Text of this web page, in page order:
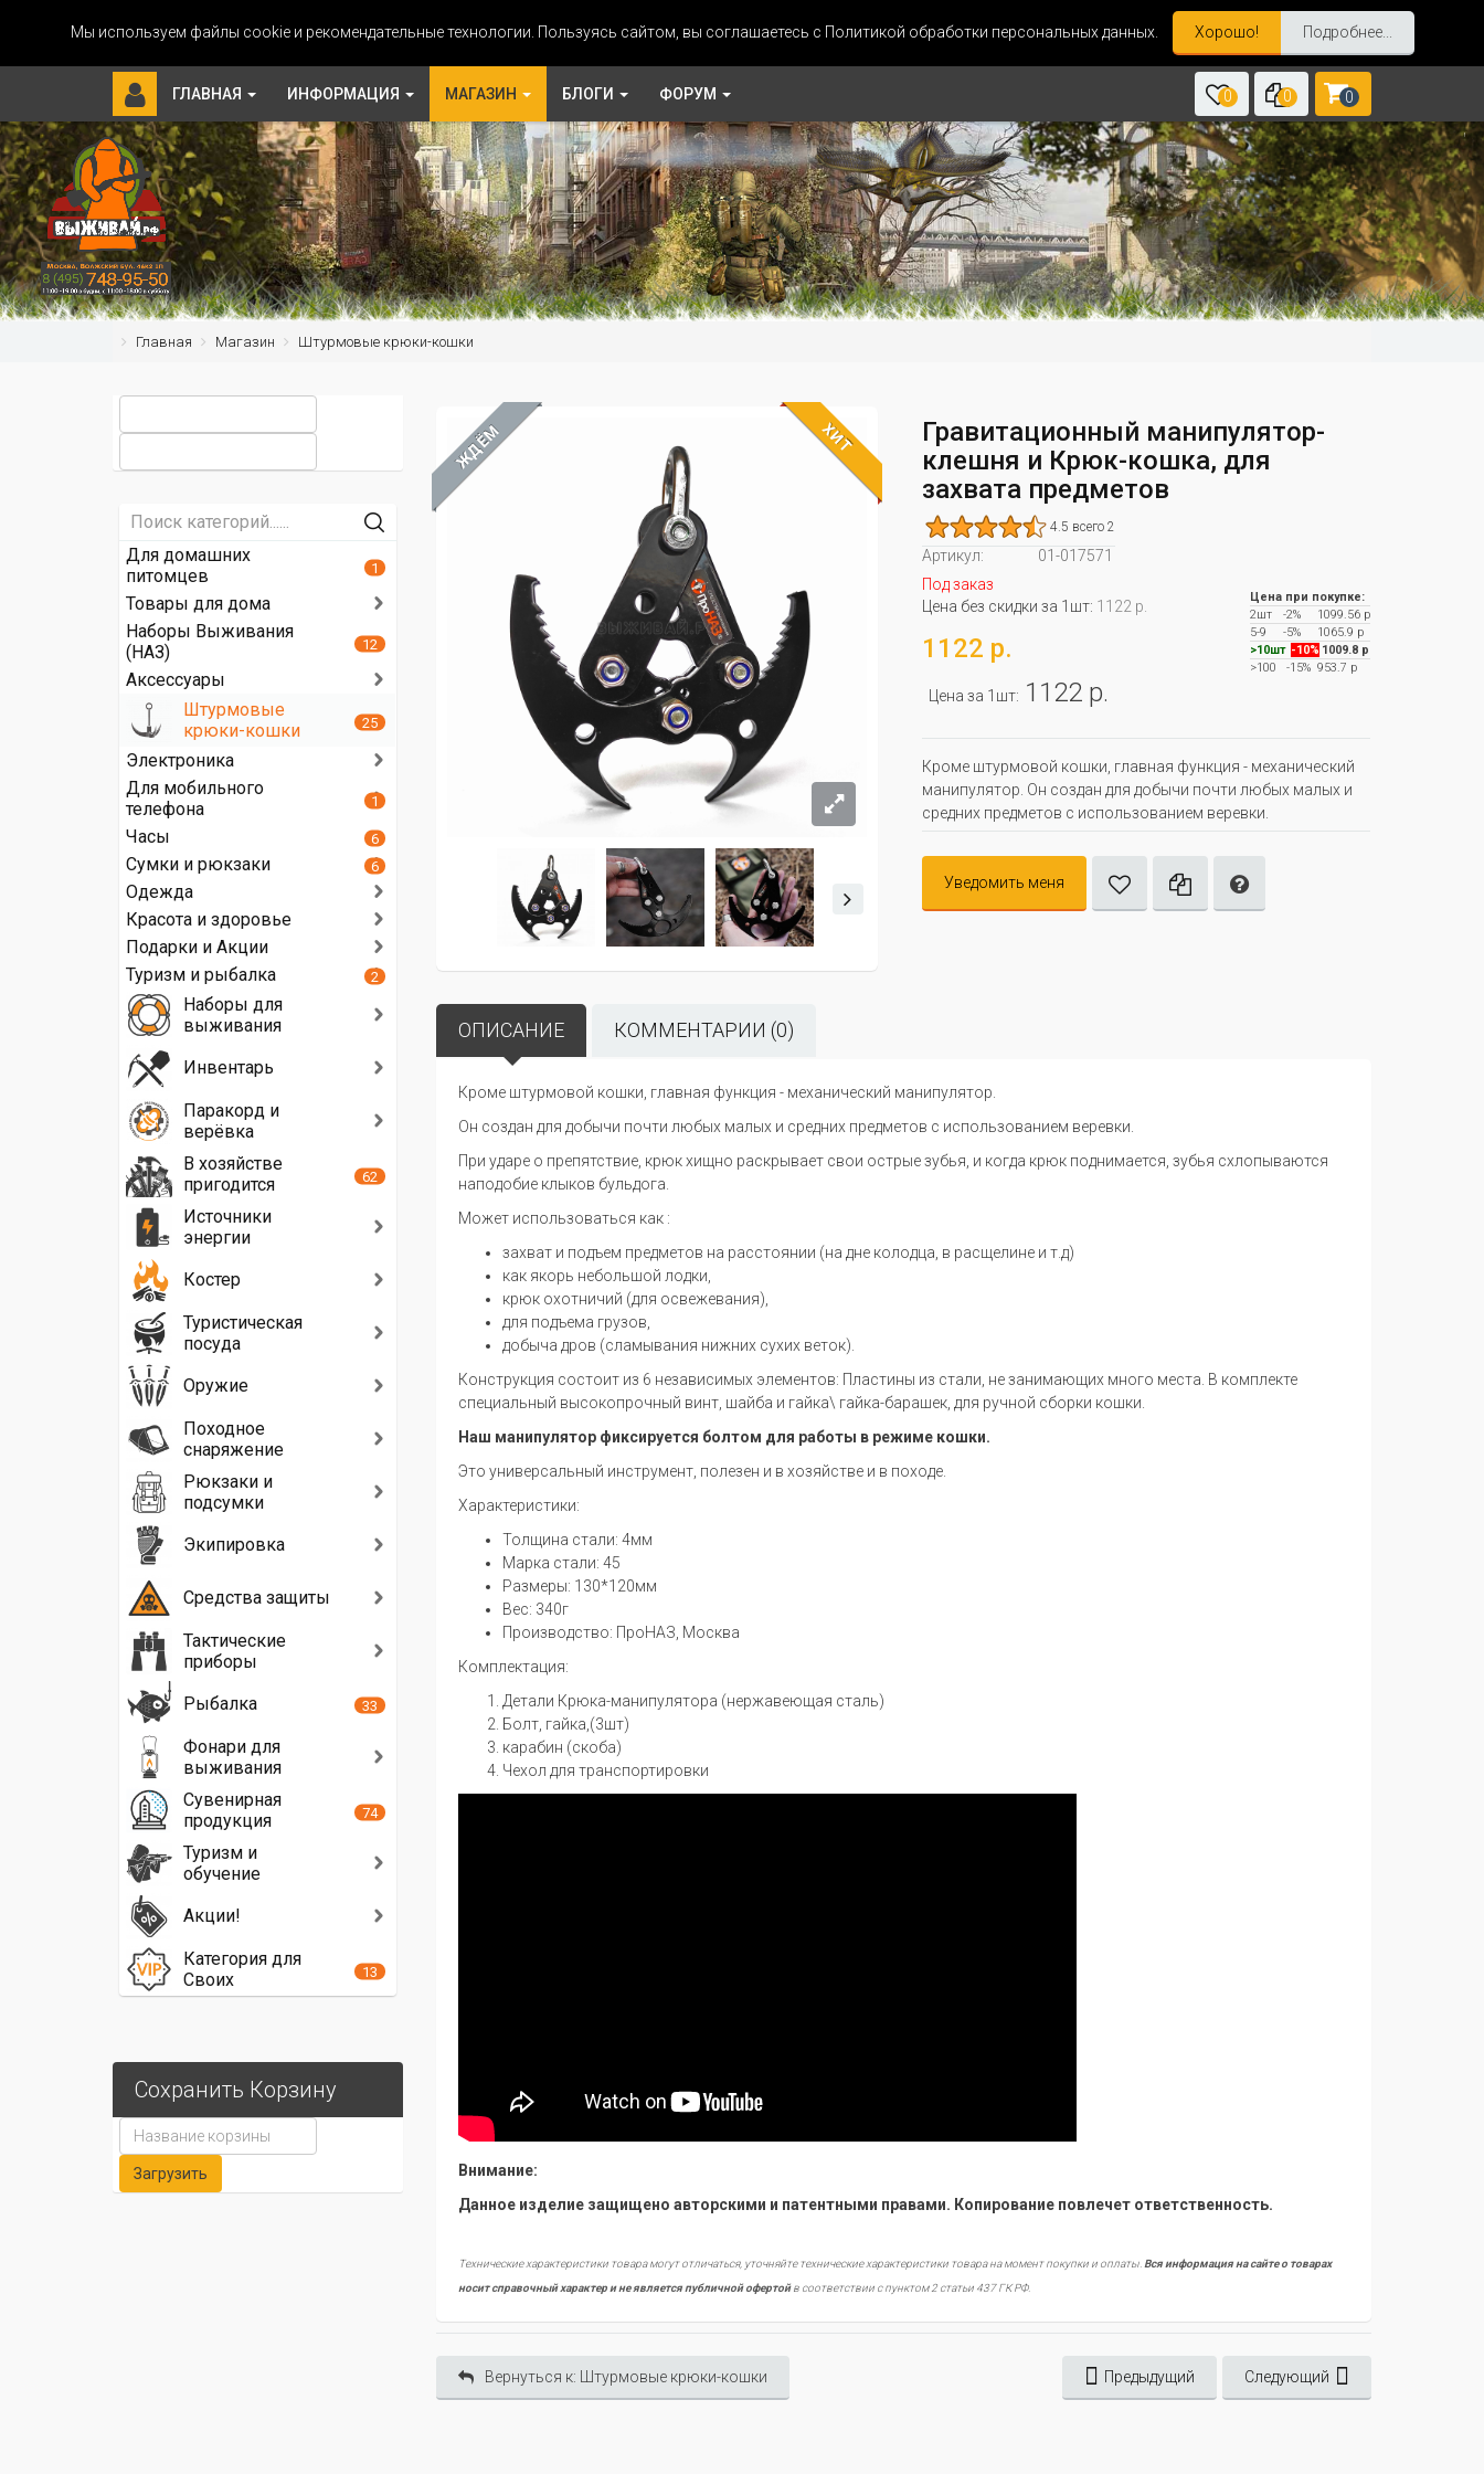
Мы используем файлы cookie и рекомендательные технологии. Пользуясь сайтом, вы соглашаетесь с Политикой обработки персональных данных. Хорошо! Подробнее...
ГЛАВНАЯ ИНФОРМАЦИЯ МАГАЗИН БЛОГИ ФОРУМ 0 0 0
Главная Магазин Штурмовые крюки-кошки
ЖДЁМ ХИТ
Гравитационный манипулятор-
клешня и Крюк-кошка, для
захвата предметов
4.5 всего 2
Артикул:
01-017571
Под заказ
Цена без скидки за 1шт: 1122 р.
1122 р.
Цена за 1шт: 1122 р.
Цена при покупке:
2шт
-2%
1099.56 р
5-9
-5%
1065.9 р
>10шт -10% 1009.8 р
>100
-15%953.7 р
Кроме штурмовой кошки, главная функция - механический
манипулятор. Он создан для добычи почти любых малых и
средних предметов с использованием веревки.
Уведомить меня
ОПИСАНИЕ КОММЕНТАРИИ (0)
Кроме штурмовой кошки, главная функция - механический манипулятор.
Он создан для добычи почти любых малых и средних предметов с использованием веревки.
При ударе о препятствие, крюк хищно раскрывает свои острые зубья, и когда крюк поднимается, зубья схлопываются
наподобие клыков бульдога.
Может использоваться как :
захват и подъем предметов на расстоянии (на дне колодца, в расщелине и т.д)
как якорь небольшой лодки,
крюк охотничий (для освежевания),
для подъема грузов,
добыча дров (сламывания нижних сухих веток).
Конструкция состоит из 6 независимых элементов: Пластины из стали, не занимающих много места. В комплекте
специальный высокопрочный винт, шайба и гайка\ гайка-барашек, для ручной сборки кошки.
Наш манипулятор фиксируется болтом для работы в режиме кошки.
Это универсальный инструмент, полезен и в хозяйстве и в походе.
Характеристики:
Толщина стали: 4мм
Марка стали: 45
Размеры: 130*120мм
Вес: 340г
Производство: ПроНАЗ, Москва
Комплектация:
Детали Крюка-манипулятора (нержавеющая сталь)
Болт, гайка,(3шт)
карабин (скоба)
Чехол для транспортировки
Внимание:
Данное изделие защищено авторскими и патентными правами. Копирование повлечет ответственность.
Технические характеристики товара могут отличаться, уточняйте технические характеристики товара на момент покупки и оплаты. Вся информация на сайте о товарах
носит справочный характер и не является публичной офертойв соответствии с пунктом 2 статьи 437 ГК РФ.
Вернуться к: Штурмовые крюки-кошки Предыдущий Следующий
Для домашних
питомцев
1
Товары для дома
Наборы Выживания
(НАЗ)
12
Аксессуары
Штурмовые
крюки-кошки
25
Электроника
Для мобильного
телефона
1
Часы 6
Сумки и рюкзаки 6
Одежда
Красота и здоровье
Подарки и Акции
Туризм и рыбалка
2
Наборы для
выживания
Инвентарь
Паракорд и
верёвка
В хозяйстве
пригодится
62
Источники
энергии
Костер
Туристическая
посуда
Оружие
Походное
снаряжение
Рюкзаки и
подсумки
Экипировка
Средства защиты
Тактические
приборы
Рыбалка
33
Фонари для
выживания
Сувенирная
продукция
74
Туризм и
обучение
Акции!
Категория для
Своих
13
Сохранить Корзину